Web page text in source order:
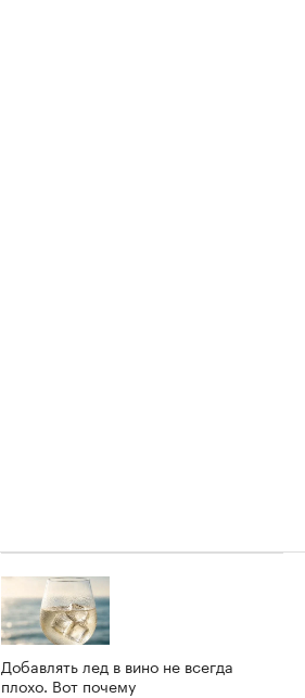
Добавлять лед в вино не всегда
плохо. Вот почему